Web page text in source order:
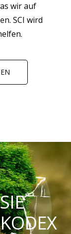
wir auf
SCI wird